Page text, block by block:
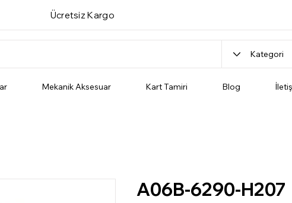
Ücretsiz Kargo
Mekanik Aksesuar Kart Tamiri Blog
A06B-6290-H207